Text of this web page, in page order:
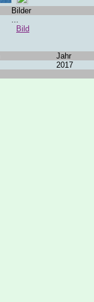
Bilder
...
Bild
Jahr
2017